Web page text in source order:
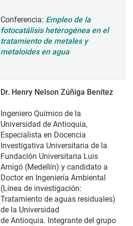
Conferencia: Empleo de la
fotocatálisis heterogénea en el
tratamiento de metales y
metaloides en agua
Dr. Henry Nelson Zúñiga Benítez
Ingeniero Químico de la
Universidad de Antioquia,
Especialista en Docencia
Investigativa Universitaria de la
Fundación Universitaria Luis
Amigó (Medellín) y candidato a
Doctor en Ingeniería Ambiental
(Línea de investigación:
Tratamiento de aguas residuales)
de la Universidad
de Antioquia. Integrante del grupo